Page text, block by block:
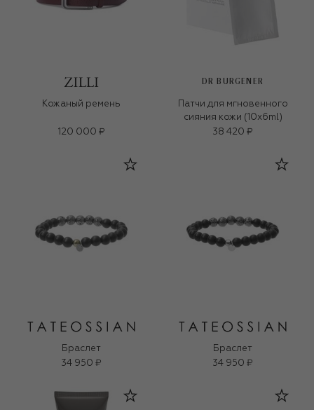
Кожаный ремень
120 000 ₽
DR BURGENER
Патчи для мгновенного
сияния кожи (10x6ml)
38 420 ₽
Браслет
34 950 ₽
Браслет
34 950 ₽